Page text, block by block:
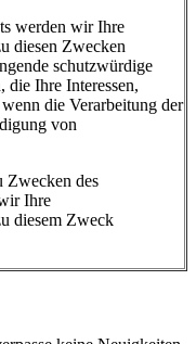
werden wir Ihre
diesen Zwecken
schutzwürdige
die Ihre Interessen,
die Verarbeitung der
von
Zwecken des
Ihre
diesem Zweck